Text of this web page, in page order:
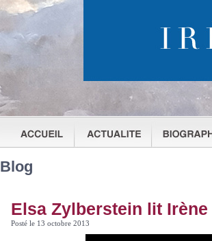
Blog
Elsa Zylberstein lit
Posté le 13 octobre 2013